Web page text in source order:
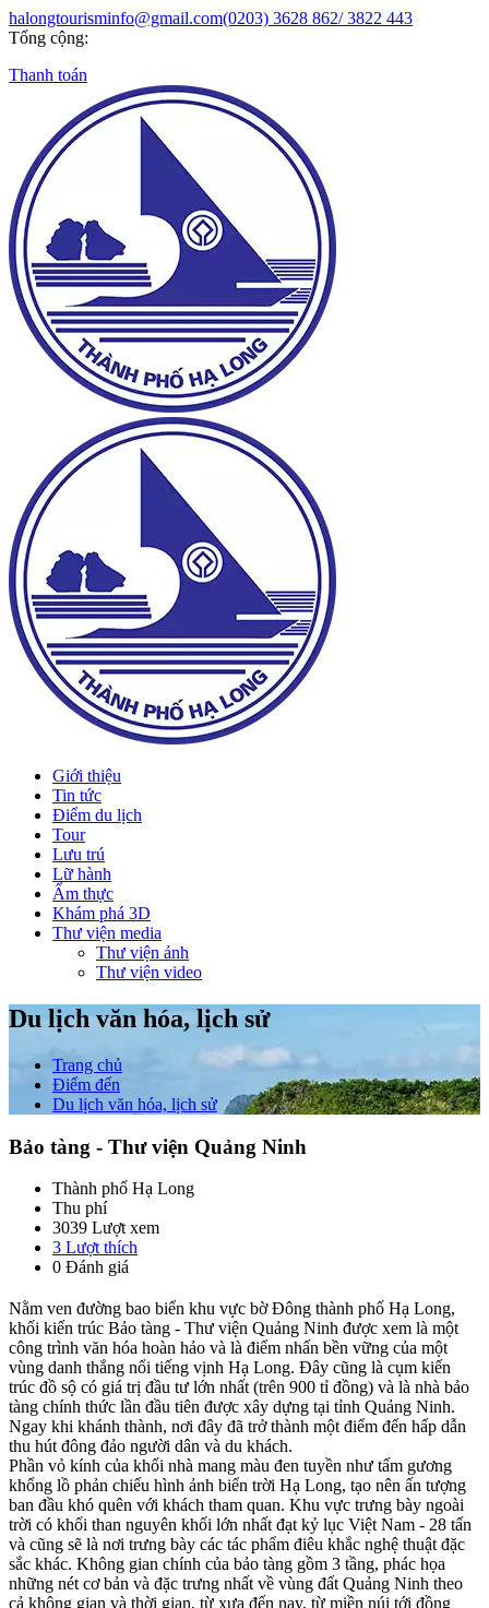
halongtourisminfo@gmail.com(0203) 3628 862/ 3822 443
Tổng cộng:
Thanh toán
Giới thiệu
Tin tức
Điểm du lịch
Tour
Lưu trú
Lữ hành
Ẩm thực
Khám phá 3D
Thư viện media
Thư viện ảnh
Thư viện video
Du lịch văn hóa, lịch sử
Trang chủ
Điểm đến
Du lịch văn hóa, lịch sử
Bảo tàng - Thư viện Quảng Ninh
Thành phố Hạ Long
Thu phí
3039 Lượt xem
3 Lượt thích
0 Đánh giá
Nằm ven đường bao biển khu vực bờ Đông thành phố Hạ Long,
khối kiến trúc Bảo tàng - Thư viện Quảng Ninh được xem là một
công trình văn hóa hoàn hảo và là điểm nhấn bền vững của một
vùng danh thắng nổi tiếng vịnh Hạ Long. Đây cũng là cụm kiến
trúc đồ sộ có giá trị đầu tư lớn nhất (trên 900 tỉ đồng) và là nhà bảo
tàng chính thức lần đầu tiên được xây dựng tại tỉnh Quảng Ninh.
Ngay khi khánh thành, nơi đây đã trở thành một điểm đến hấp dẫn
thu hút đông đảo người dân và du khách.
Phần vỏ kính của khối nhà mang màu đen tuyền như tấm gương
khổng lồ phản chiếu hình ảnh biển trời Hạ Long, tạo nên ấn tượng
ban đầu khó quên với khách tham quan. Khu vực trưng bày ngoài
trời có khối than nguyên khối lớn nhất đạt kỷ lục Việt Nam - 28 tấn
và cũng sẽ là nơi trưng bày các tác phẩm điêu khắc nghệ thuật đặc
sắc khác. Không gian chính của bảo tàng gồm 3 tầng, phác họa
những nét cơ bản và đặc trưng nhất về vùng đất Quảng Ninh theo
cả không gian và thời gian, từ xưa đến nay, từ miền núi tới đồng